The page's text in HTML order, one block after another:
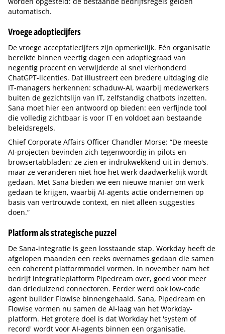
automatisch.
Vroege adoptiecijfers
De vroege acceptatiecijfers zijn opmerkelijk. Eén organisatie
bereikte binnen veertig dagen een adoptiegraad van
negentig procent en verwijderde al snel vierhonderd
ChatGPT-licenties. Dat illustreert een bredere uitdaging die
IT-managers herkennen: schaduw-AI, waarbij medewerkers
buiten de gezichtslijn van IT, zelfstandig chatbots inzetten.
Sana moet hier een antwoord op bieden: een verfijnde tool
die volledig zichtbaar is voor IT en voldoet aan bestaande
beleidsregels.
Chief Corporate Affairs Officer Chandler Morse: “De meeste
AI-projecten bevinden zich tegenwoordig in pilots en
browsertabbladen; ze zien er indrukwekkend uit in demo's,
maar ze veranderen niet hoe het werk daadwerkelijk wordt
gedaan. Met Sana bieden we een nieuwe manier om werk
gedaan te krijgen, waarbij AI-agents actie ondernemen op
basis van vertrouwde context, en niet alleen suggesties
doen.”
Platform als strategische puzzel
De Sana-integratie is geen losstaande stap. Workday heeft de
afgelopen maanden een reeks overnames gedaan die samen
een coherent platformmodel vormen. In november nam het
bedrijf integratieplatform Pipedream over, goed voor meer
dan drieduizend connectoren. Eerder werd ook low-code
agent builder Flowise binnengehaald. Sana, Pipedream en
Flowise vormen nu samen de AI-laag van het Workday-
platform. Het grotere doel is dat Workday het 'system of
record' wordt voor AI-agents binnen een organisatie.